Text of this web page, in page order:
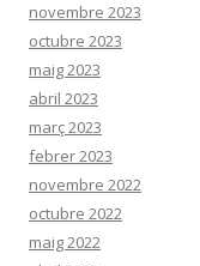
novembre 2023
octubre 2023
maig 2023
abril 2023
març 2023
febrer 2023
novembre 2022
octubre 2022
maig 2022